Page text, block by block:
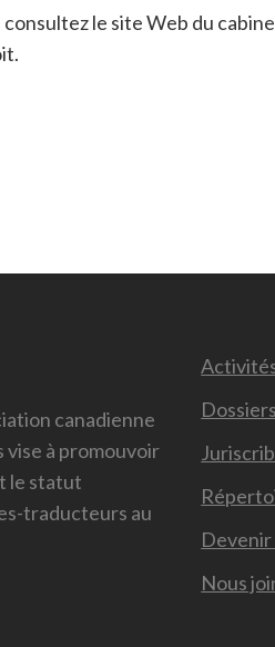
le site Web du
canadienne
à promouvoir
le statut
traducteurs au
Dossiers
Nous